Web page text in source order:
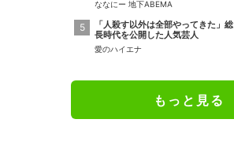
ななにー 地下ABEMA
「人殺す以外は全部やってきた」総
長時代を公開した人気芸人
愛のハイエナ
もっと見る